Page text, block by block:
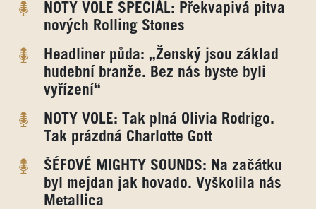
NOTY VOLE SPECIÁL: Překvapivá pitva
nových Rolling Stones
Headliner půda: „Ženský jsou základ
hudební branže. Bez nás byste byli
vyřízení“
NOTY VOLE: Tak plná Olivia Rodrigo.
Tak prázdná Charlotte Gott
ŠÉFOVÉ MIGHTY SOUNDS: Na začátku
byl mejdan jak hovado. Vyškolila nás
Metallica